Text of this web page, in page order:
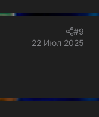
22 Июл 2025
#9